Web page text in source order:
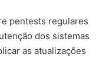
pentests regulares
dos sistemas
as atualizações